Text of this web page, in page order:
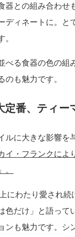
器との組み合わせ
ディネートに。と
べる食器の色の組
のも魅力です。
定番、ティー
ルに大きな影響を
イ・フランクによ
にわたり愛され続
色だけ」と語って
ンも魅力です。シ